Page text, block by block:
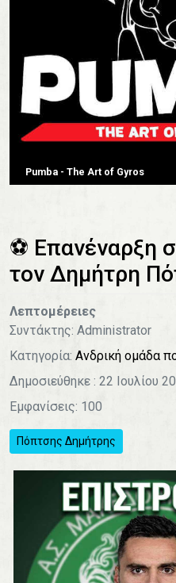
Pumba - The Art of Gyros
⚽️ Επανέναρξη
τον Δημήτρη
Λεπτομέρειες
Συντάκτης: Administrator
Κατηγορία: Ανδρική ομάδα
Δημοσιεύθηκε : 22 Ιουλίου
Εμφανίσεις: 100
Πόπτσης Δημήτρης